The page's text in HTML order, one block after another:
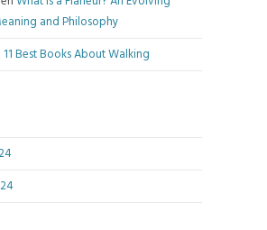
and Philosophy
11 Best Books About Walking